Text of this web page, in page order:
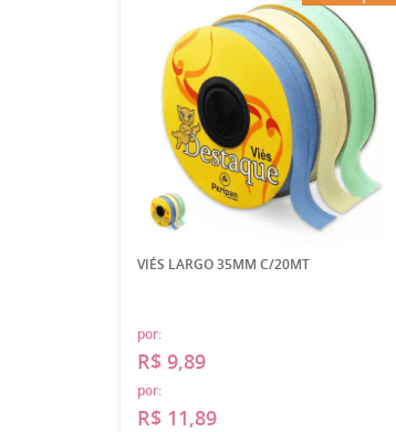
VIÉS LARGO 35MM C/20MT
por:
R$ 9,89
por:
R$ 11,89